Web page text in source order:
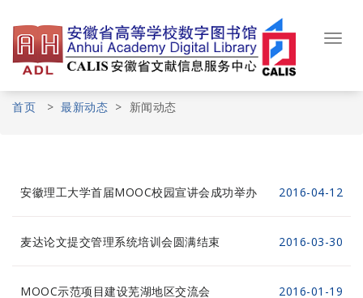
content
首页 > 最新动态 > 新闻动态
安徽理工大学首届MOOC校园宣讲会成功举办 2016-04-12
麦达论文提交管理系统培训会圆满结束 2016-03-30
MOOC示范项目建设芜湖地区交流会 2016-01-19